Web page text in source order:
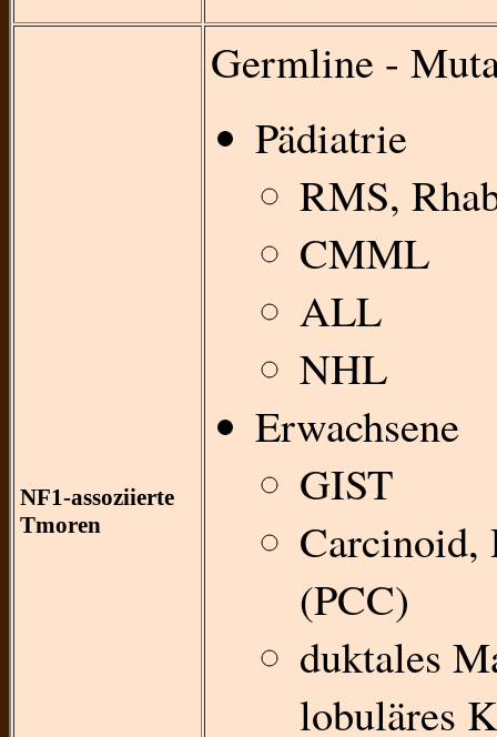
NF1-assoziierte
Tmoren
Germline -
Pädiatrie
RMS,
CMML
ALL
NHL
Erwachsene
GIST
Carcinoid,
(PCC)
duktales
lobuläres